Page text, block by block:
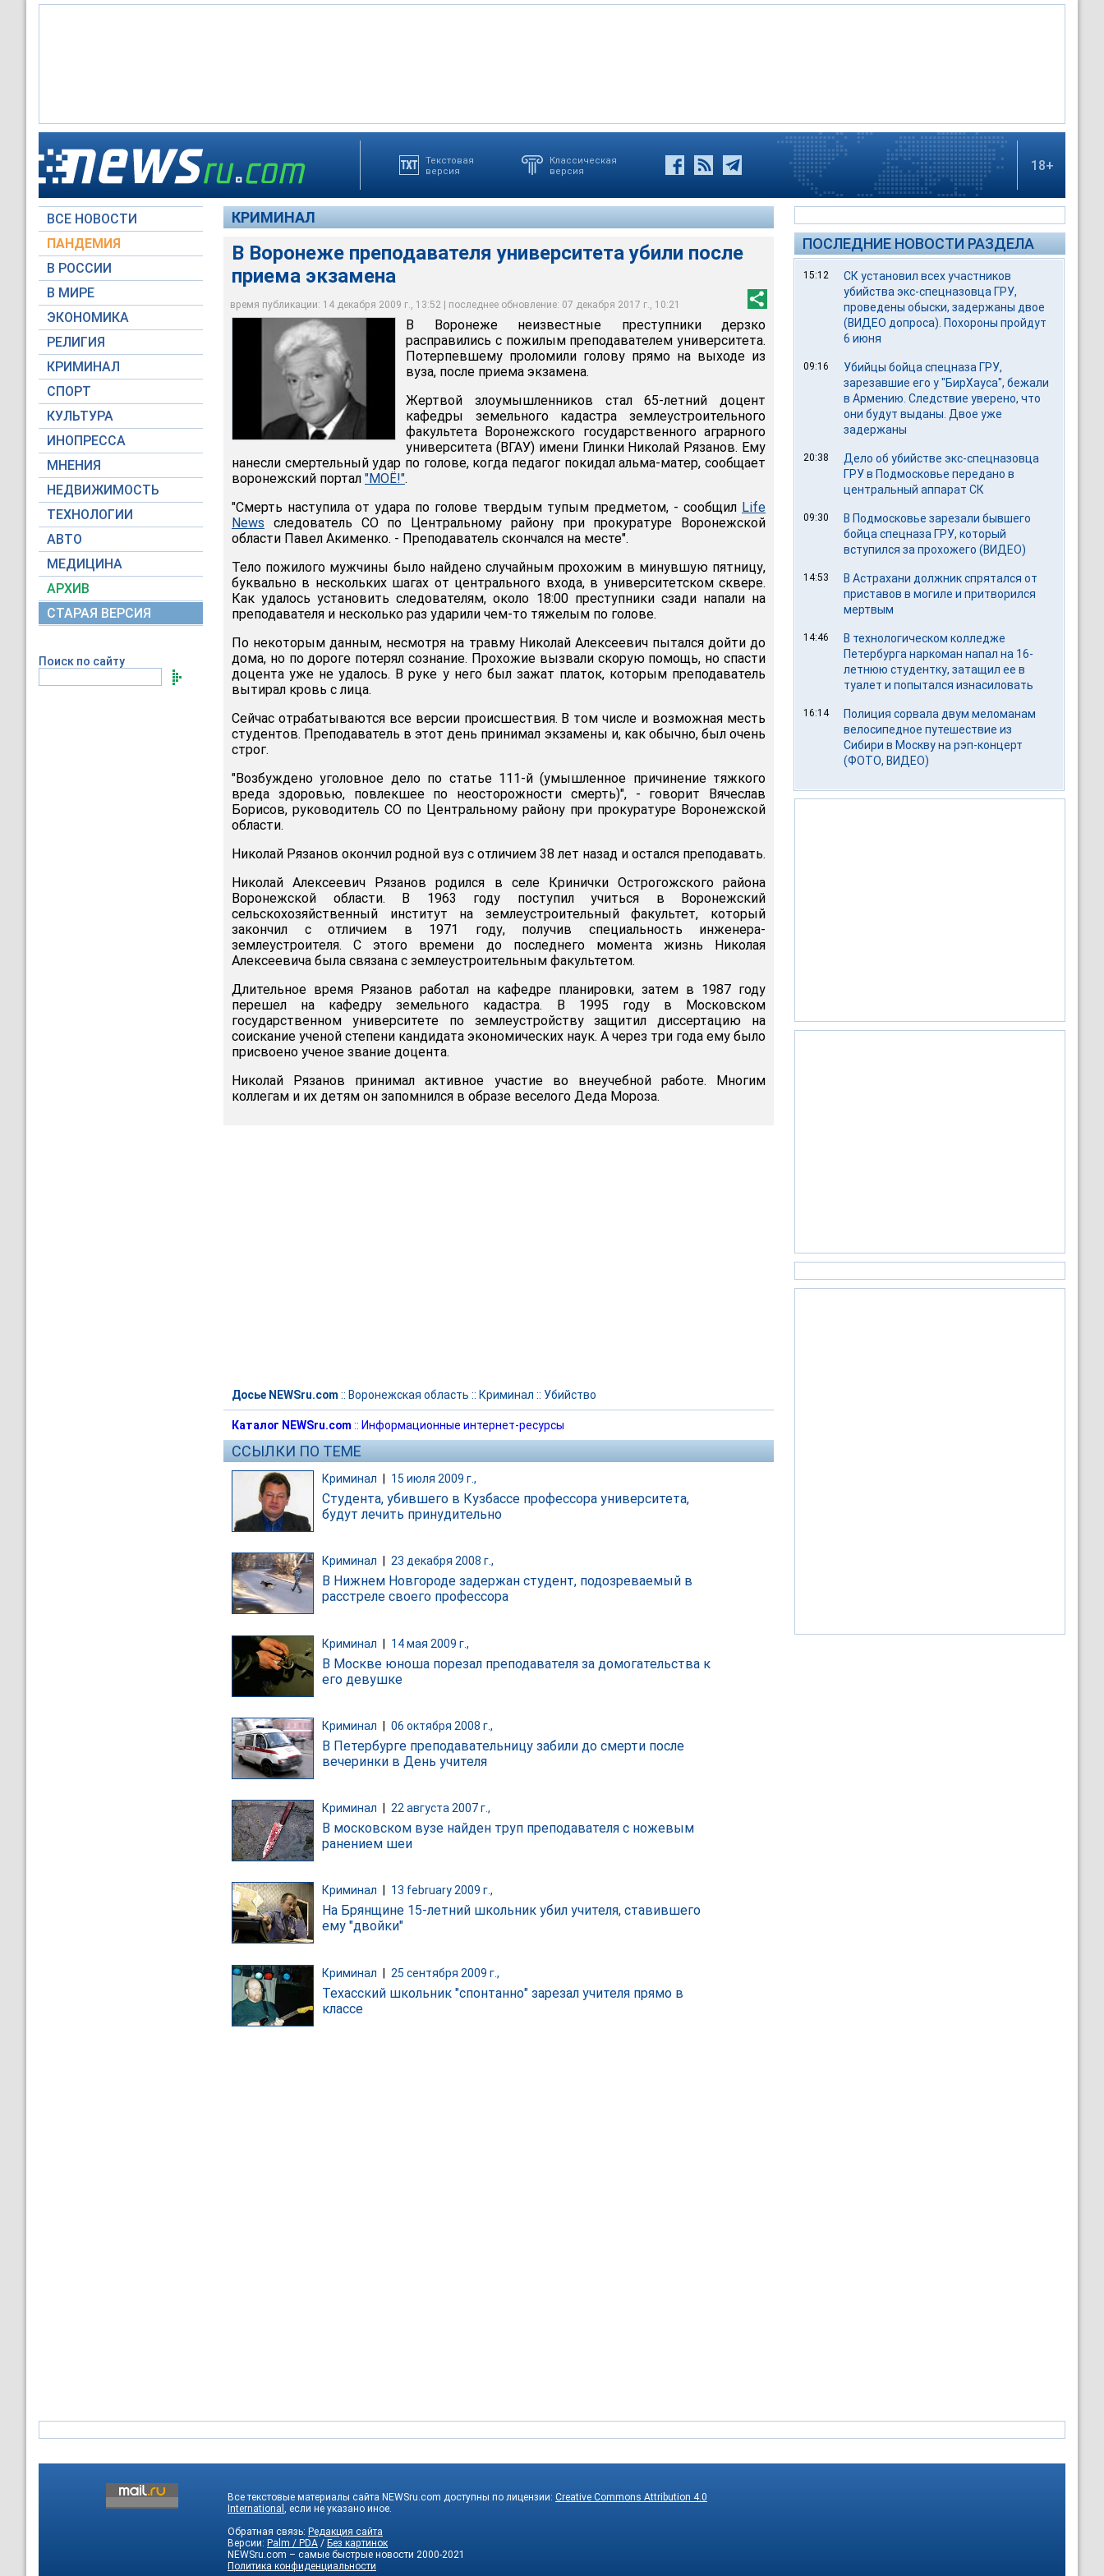
Текстовая
версия
Классическая
версия
18+
ВСЕ НОВОСТИ
ПАНДЕМИЯ
В РОССИИ
В МИРЕ
ЭКОНОМИКА
РЕЛИГИЯ
КРИМИНАЛ
СПОРТ
КУЛЬТУРА
ИНОПРЕССА
МНЕНИЯ
НЕДВИЖИМОСТЬ
ТЕХНОЛОГИИ
АВТО
МЕДИЦИНА
АРХИВ
СТАРАЯ ВЕРСИЯ
Поиск по сайту
КРИМИНАЛ
В Воронеже преподавателя университета убили после
приема экзамена
время публикации: 14 декабря 2009 г., 13:52 | последнее обновление: 07 декабря 2017 г., 10:21
В Воронеже преподавателя университета убили после приема экзамена
moe-online.ru
В Воронеже неизвестные преступники дерзко
расправились с пожилым преподавателем университета.
Потерпевшему проломили голову прямо на выходе из
вуза, после приема экзамена.
Жертвой злоумышленников стал 65-летний доцент
кафедры земельного кадастра землеустроительного
факультета Воронежского государственного аграрного
университета (ВГАУ) имени Глинки Николай Рязанов. Ему
нанесли смертельный удар по голове, когда педагог покидал альма-матер, сообщает
воронежский портал "МОЁ!".
"Смерть наступила от удара по голове твердым тупым предметом, - сообщил Life
News следователь СО по Центральному району при прокуратуре Воронежской
области Павел Акименко. - Преподаватель скончался на месте".
Тело пожилого мужчины было найдено случайным прохожим в минувшую пятницу,
буквально в нескольких шагах от центрального входа, в университетском сквере.
Как удалось установить следователям, около 18:00 преступники сзади напали на
преподавателя и несколько раз ударили чем-то тяжелым по голове.
По некоторым данным, несмотря на травму Николай Алексеевич пытался дойти до
дома, но по дороге потерял сознание. Прохожие вызвали скорую помощь, но спасти
доцента уже не удалось. В руке у него был зажат платок, которым преподаватель
вытирал кровь с лица.
Сейчас отрабатываются все версии происшествия. В том числе и возможная месть
студентов. Преподаватель в этот день принимал экзамены и, как обычно, был очень
строг.
"Возбуждено уголовное дело по статье 111-й (умышленное причинение тяжкого
вреда здоровью, повлекшее по неосторожности смерть)", - говорит Вячеслав
Борисов, руководитель СО по Центральному району при прокуратуре Воронежской
области.
Николай Рязанов окончил родной вуз с отличием 38 лет назад и остался преподавать.
Николай Алексеевич Рязанов родился в селе Кринички Острогожского района
Воронежской области. В 1963 году поступил учиться в Воронежский
сельскохозяйственный институт на землеустроительный факультет, который
закончил с отличием в 1971 году, получив специальность инженера-
землеустроителя. С этого времени до последнего момента жизнь Николая
Алексеевича была связана с землеустроительным факультетом.
Длительное время Рязанов работал на кафедре планировки, затем в 1987 году
перешел на кафедру земельного кадастра. В 1995 году в Московском
государственном университете по землеустройству защитил диссертацию на
соискание ученой степени кандидата экономических наук. А через три года ему было
присвоено ученое звание доцента.
Николай Рязанов принимал активное участие во внеучебной работе. Многим
коллегам и их детям он запомнился в образе веселого Деда Мороза.
Досье NEWSru.com :: Воронежская область :: Криминал :: Убийство
Каталог NEWSru.com :: Информационные интернет-ресурсы
ССЫЛКИ ПО ТЕМЕ
Криминал 15 июля 2009 г.,
Студента, убившего в Кузбассе профессора университета,
будут лечить принудительно
Криминал 23 декабря 2008 г.,
В Нижнем Новгороде задержан студент, подозреваемый в
расстреле своего профессора
Криминал | 14 мая 2009 г.,
В Москве юноша порезал преподавателя за домогательства к
его девушке
Криминал 06 октября 2008 г.,
В Петербурге преподавательницу забили до смерти после
вечеринки в День учителя
Криминал 22 августа 2007 г.,
В московском вузе найден труп преподавателя с ножевым
ранением шеи
Криминал 13 february 2009 г.,
На Брянщине 15-летний школьник убил учителя, ставившего
ему "двойки"
Криминал | 25 сентября 2009 г.,
Техасский школьник "спонтанно" зарезал учителя прямо в
классе
ПОСЛЕДНИЕ НОВОСТИ РАЗДЕЛА
15:12
СК установил всех участников
убийства экс-спецназовца ГРУ,
проведены обыски, задержаны двое
(ВИДЕО допроса). Похороны пройдут
6 июня
09:16
Убийцы бойца спецназа ГРУ,
зарезавшие его у "БирХауса", бежали
в Армению. Следствие уверено, что
они будут выданы. Двое уже
задержаны
20:38
Дело об убийстве экс-спецназовца
ГРУ в Подмосковье передано в
центральный аппарат СК
09:30
В Подмосковье зарезали бывшего
бойца спецназа ГРУ, который
вступился за прохожего (ВИДЕО)
14:53
В Астрахани должник спрятался от
приставов в могиле и притворился
мертвым
14:46
В технологическом колледже
Петербурга наркоман напал на 16-
летнюю студентку, затащил ее в
туалет и попытался изнасиловать
16:14
Полиция сорвала двум меломанам
велосипедное путешествие из
Сибири в Москву на рэп-концерт
(ФОТО, ВИДЕО)
Все текстовые материалы сайта NEWSru.com доступны по лицензии: Creative Commons Attribution 4.0
International , если не указано иное.
Обратная связь: Редакция сайта
Версии: Palm / PDA / Без картинок
NEWSru.com – самые быстрые новости 2000-2021
Политика конфиденциальности